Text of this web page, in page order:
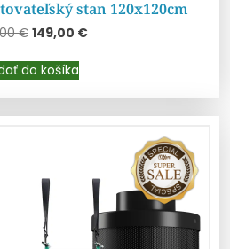
stan 120x120cm
€ 149,00 €
do košíka